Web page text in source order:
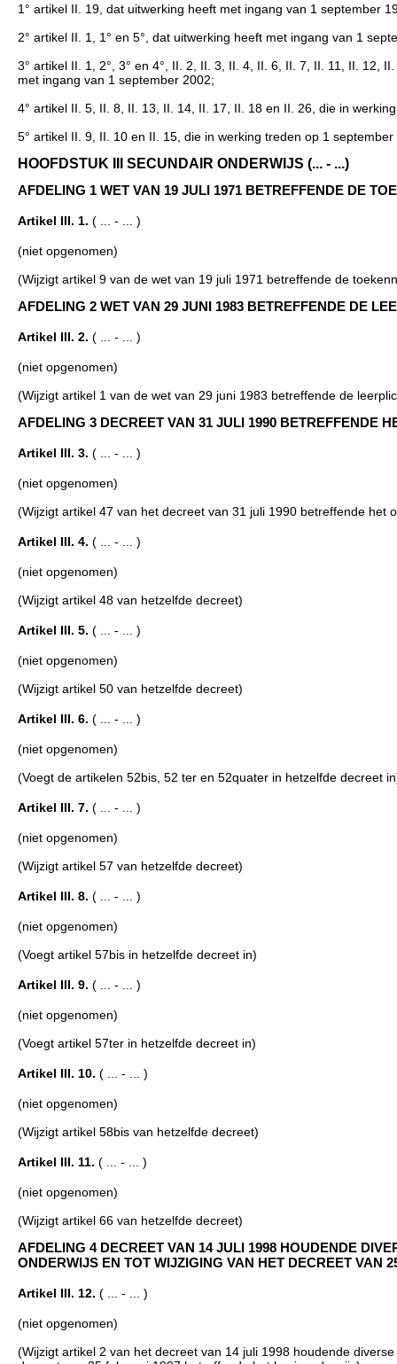
1° artikel II. 19, dat uitwerking heeft met ingang van 1 september
2° artikel II. 1, 1° en 5°, dat uitwerking heeft met ingang van 1
3° artikel II. 1, 2°, 3° en 4°, II. 2, II. 3, II. 4, II. 6, II. 7, II. 11, II. 12,
met ingang van 1 september 2002;
4° artikel II. 5, II. 8, II. 13, II. 14, II. 17, II. 18 en II. 26, die in
5° artikel II. 9, II. 10 en II. 15, die in werking treden op 1 september
HOOFDSTUK III SECUNDAIR ONDERWIJS (... - ...)
AFDELING 1 WET VAN 19 JULI 1971 BETREFFENDE DE
Artikel III. 1. ( ... - ... )
(niet opgenomen)
(Wijzigt artikel 9 van de wet van 19 juli 1971 betreffende de
AFDELING 2 WET VAN 29 JUNI 1983 BETREFFENDE DE
Artikel III. 2. ( ... - ... )
(niet opgenomen)
(Wijzigt artikel 1 van de wet van 29 juni 1983 betreffende de
AFDELING 3 DECREET VAN 31 JULI 1990 BETREFFENDE
Artikel III. 3. ( ... - ... )
(niet opgenomen)
(Wijzigt artikel 47 van het decreet van 31 juli 1990 betreffende het
Artikel III. 4. ( ... - ... )
(niet opgenomen)
(Wijzigt artikel 48 van hetzelfde decreet)
Artikel III. 5. ( ... - ... )
(niet opgenomen)
(Wijzigt artikel 50 van hetzelfde decreet)
Artikel III. 6. ( ... - ... )
(niet opgenomen)
(Voegt de artikelen 52bis, 52 ter en 52quater in hetzelfde decreet
Artikel III. 7. ( ... - ... )
(niet opgenomen)
(Wijzigt artikel 57 van hetzelfde decreet)
Artikel III. 8. ( ... - ... )
(niet opgenomen)
(Voegt artikel 57bis in hetzelfde decreet in)
Artikel III. 9. ( ... - ... )
(niet opgenomen)
(Voegt artikel 57ter in hetzelfde decreet in)
Artikel III. 10. ( ... - ... )
(niet opgenomen)
(Wijzigt artikel 58bis van hetzelfde decreet)
Artikel III. 11. ( ... - ... )
(niet opgenomen)
(Wijzigt artikel 66 van hetzelfde decreet)
AFDELING 4 DECREET VAN 14 JULI 1998 HOUDENDE
ONDERWIJS EN TOT WIJZIGING VAN HET DECREET VAN
Artikel III. 12. ( ... - ... )
(niet opgenomen)
(Wijzigt artikel 2 van het decreet van 14 juli 1998 houdende